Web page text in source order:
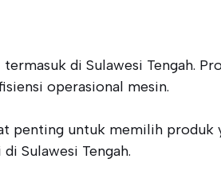
di Sulawesi Tengah.
operasional mesin.
penting untuk memilih
Sulawesi Tengah.